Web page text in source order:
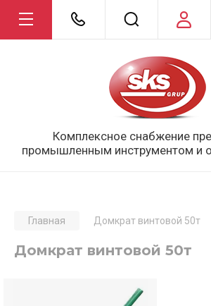
Комплексное снабжение
промышленным инструментом и
Главная Домкрат винтовой 50т
Домкрат винтовой 50т